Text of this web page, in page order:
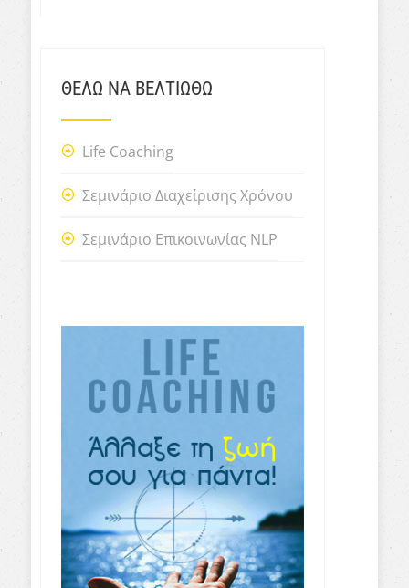
ΘΕΛΩ ΝΑ ΒΕΛΤΙΩΘΩ
Life Coaching
Σεμινάριο Διαχείρισης Χρόνου
Σεμινάριο Επικοινωνίας NLP